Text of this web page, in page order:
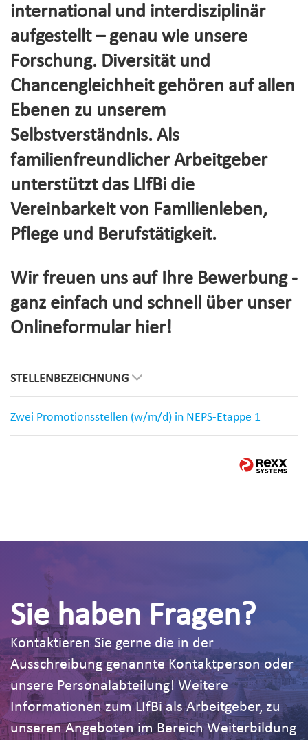
international und interdisziplinär
aufgestellt – genau wie unsere
Forschung. Diversität und
Chancengleichheit gehören auf allen
Ebenen zu unserem
Selbstverständnis. Als
familienfreundlicher Arbeitgeber
unterstützt das LIfBi die
Vereinbarkeit von Familienleben,
Pflege und Berufstätigkeit.
Wir freuen uns auf Ihre Bewerbung -
ganz einfach und schnell über unser
Onlineformular hier!
STELLENBEZEICHNUNG
Zwei Promotionsstellen (w/m/d) in NEPS-Etappe 1
Sie haben Fragen?
Kontaktieren Sie gerne die in der
Ausschreibung genannte Kontaktperson oder
unsere Personalabteilung! Weitere
Informationen zum LIfBi als Arbeitgeber, zu
unseren Angeboten im Bereich Weiterbildung